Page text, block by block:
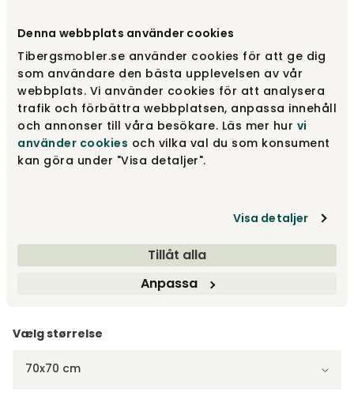
Denna webbplats använder cookies
Tibergsmobler.se använder cookies för att ge dig
som användare den bästa upplevelsen av vår
webbplats. Vi använder cookies för att analysera
trafik och förbättra webbplatsen, anpassa innehåll
och annonser till våra besökare. Läs mer hur vi
använder cookies och vilka val du som konsument
kan göra under "Visa detaljer".
Visa detaljer
Tillåt alla
Anpassa
Vælg farveBetonlaminat | Sort metal
Betonlaminat | Sort metal 2 415 kr
Sortbejdset ask | Sort metal
Vælg størrelse
70x70 cm